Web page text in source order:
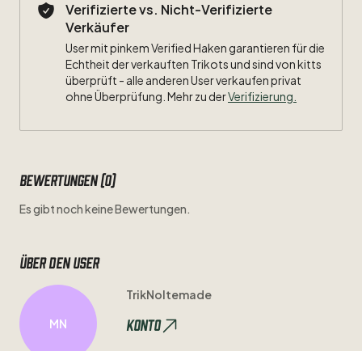
Verifizierte vs. Nicht-Verifizierte
Verkäufer
User mit pinkem Verified Haken garantieren für die
Echtheit der verkauften Trikots und sind von kitts
überprüft - alle anderen User verkaufen privat
ohne Überprüfung. Mehr zu derVerifizierung.
Bewertungen (0)
Es gibt noch keine Bewertungen.
Über den user
MN
TrikNoltemade
Konto